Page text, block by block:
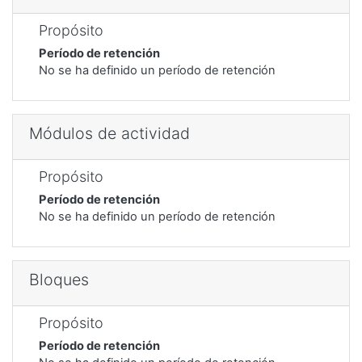
Propósito
Período de retención
No se ha definido un período de retención
Módulos de actividad
Propósito
Período de retención
No se ha definido un período de retención
Bloques
Propósito
Período de retención